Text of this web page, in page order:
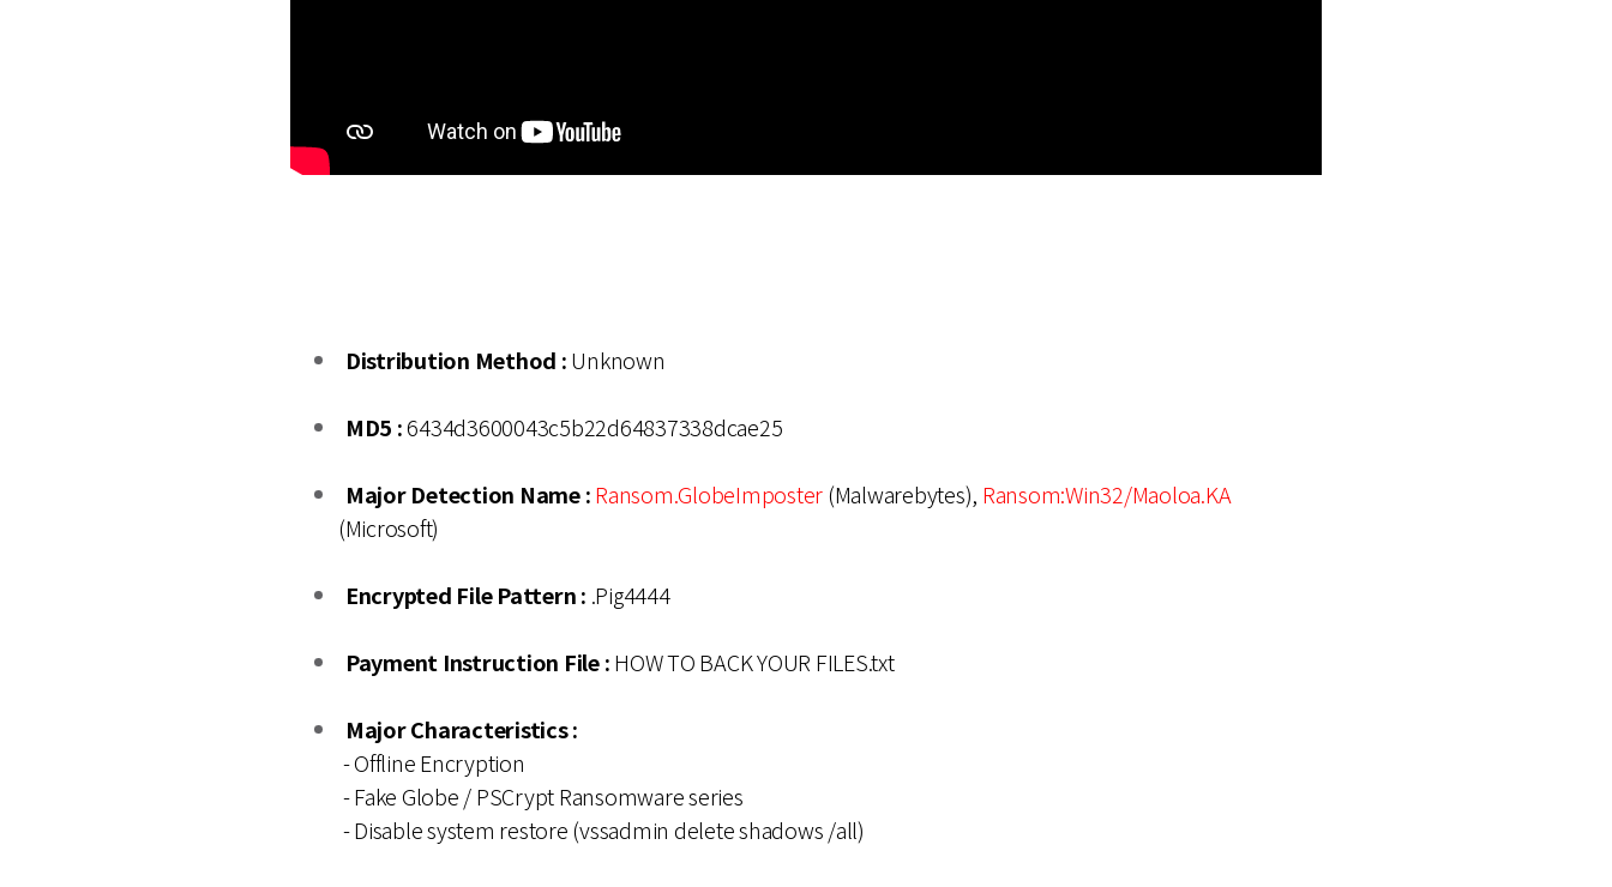
Distribution Method :Unknown
MD5 :6434d3600043c5b22d64837338dcae25
Major Detection Name :Ransom.GlobeImposter(Malwarebytes), Ransom:Win32/Maoloa.KA
(Microsoft)
Encrypted File Pattern : .Pig4444
Payment Instruction File :HOW TO BACK YOUR FILES.txt
Major Characteristics :
- Offline Encryption
- Fake Globe / PSCrypt Ransomware series
- Disable system restore (vssadmin delete shadows /all)